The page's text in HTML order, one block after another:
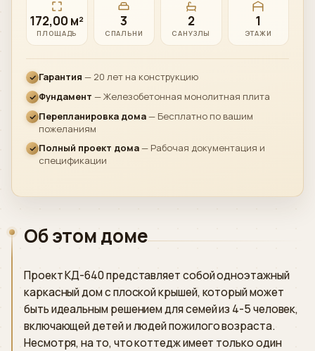
172,00 м²
ПЛОЩАДЬ
3
СПАЛЬНИ
2
САНУЗЛЫ
1
ЭТАЖИ
Гарантия — 20 лет на конструкцию
Фундамент — Железобетонная монолитная плита
Перепланировка дома— Бесплатно по вашим
пожеланиям
Полный проект дома— Рабочая документация и
спецификации
Об этом доме
Проект КД-640 представляет собой одноэтажный
каркасный дом с плоской крышей, который может
быть идеальным решением для семей из 4-5 человек,
включающей детей и людей пожилого возраста.
Несмотря, на то, что коттедж имеет только один
+7 (812) 777-00-92
ПН–ПТ 09:00–18:00 ›